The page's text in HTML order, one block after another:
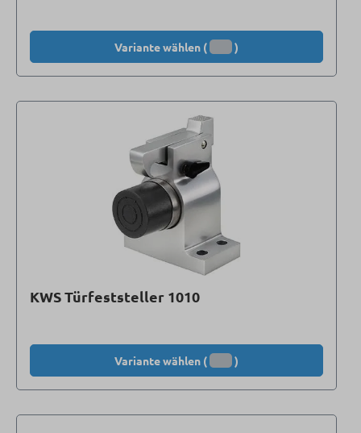
Variante wählen ( )
KWS Türfeststeller 1010
Variante wählen ( )